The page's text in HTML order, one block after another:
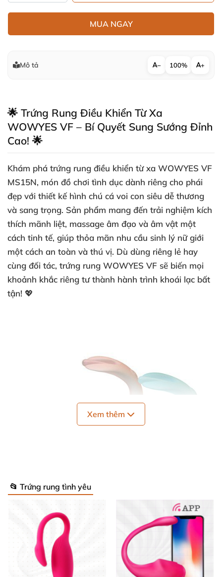
MUA NGAY
Mô tả − 100% +
🌟 Trứng Rung Điều Khiển Từ Xa
WOWYES VF – Bí Quyết Sung Sướng Đỉnh
Cao! 🌟
Khám phá trứng rung điều khiển từ xa WOWYES VF
MS15N, món đồ chơi tình dục dành riêng cho phái
đẹp với thiết kế hình chú cá voi con siêu dễ thương
và sang trọng. Sản phẩm mang đến trải nghiệm kích
thích mãnh liệt, massage âm đạo và âm vật một
cách tinh tế, giúp thỏa mãn nhu cầu sinh lý nữ giới
một cách an toàn và thú vị. Dù dùng riêng lẻ hay
cùng đối tác, trứng rung WOWYES VF sẽ biến mọi
khoảnh khắc riêng tư thành hành trình khoái lạc bất
tận! 💖
Trứng rung điều khiển từ xa WOWYES VF kích thích sung
Trứng rung điều khiển từ xa WOWYES VF MS15N
Xem thêm
📂 Trứng rung tình yêu